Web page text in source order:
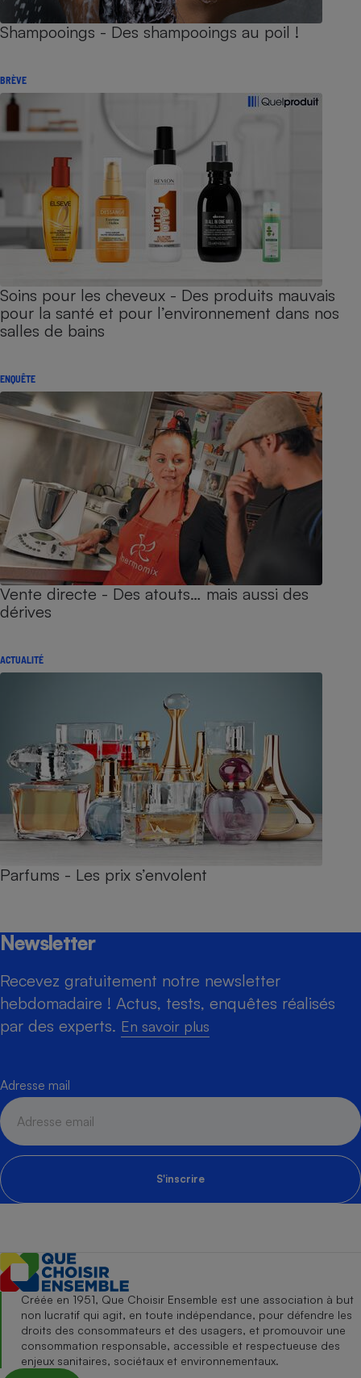
Shampooings - Des shampooings au poil !
BRÈVE
Soins pour les cheveux - Des produits mauvais
pour la santé et pour l’environnement dans nos
salles de bains
ENQUÊTE
Vente directe - Des atouts… mais aussi des
dérives
ACTUALITÉ
Parfums - Les prix s’envolent
Newsletter
Recevez gratuitement notre newsletter
hebdomadaire ! Actus, tests, enquêtes réalisés
par des experts. En savoir plus
Adresse mail
S'inscrire
Créée en 1951, Que Choisir Ensemble est une association à but
non lucratif qui agit, en toute indépendance, pour défendre les
droits des consommateurs et des usagers, et promouvoir une
consommation responsable, accessible et respectueuse des
enjeux sanitaires, sociétaux et environnementaux.